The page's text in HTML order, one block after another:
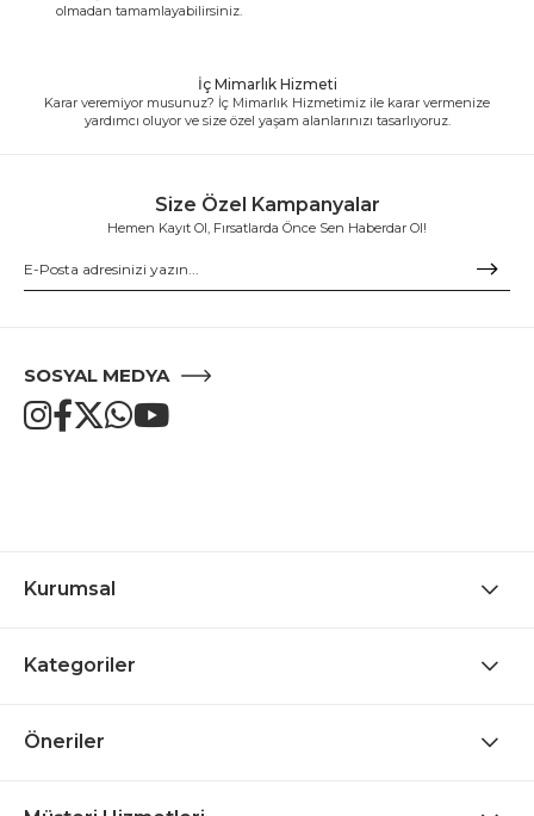
olmadan tamamlayabilirsiniz.
İç Mimarlık Hizmeti
Karar veremiyor musunuz? İç Mimarlık Hizmetimiz ile karar vermenize
yardımcı oluyor ve size özel yaşam alanlarınızı tasarlıyoruz.
Size Özel Kampanyalar
Hemen Kayıt Ol, Fırsatlarda Önce Sen Haberdar Ol!
SOSYAL MEDYA
Kurumsal
Kategoriler
Öneriler